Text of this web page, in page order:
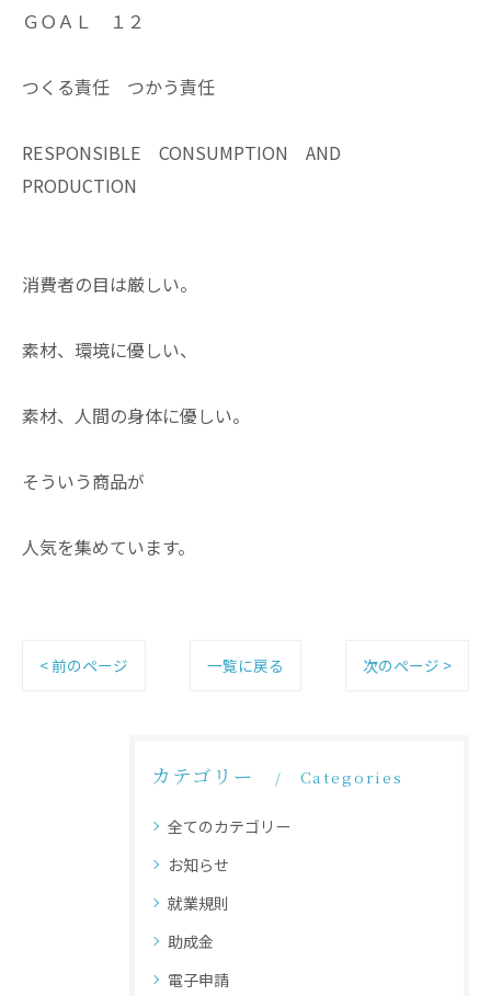
ＧＯＡＬ １２
つくる責任 つかう責任
RESPONSIBLE CONSUMPTION AND
PRODUCTION
消費者の目は厳しい。
素材、環境に優しい、
素材、人間の身体に優しい。
そういう商品が
人気を集めています。
< 前のページ 一覧に戻る 次のページ >
カテゴリー Categories
全てのカテゴリー
お知らせ
就業規則
助成金
電子申請